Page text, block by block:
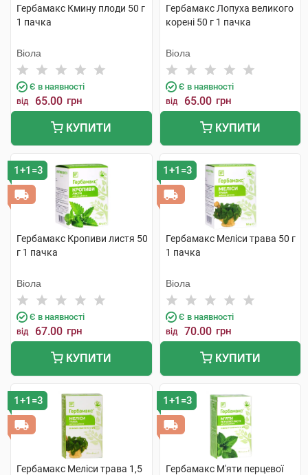
Гербамакс Кмину плоди 50 г
1 пачка
Віола
Є в наявності
від 65.00 грн
КУПИТИ
Гербамакс Лопуха великого
корені 50 г 1 пачка
Віола
Є в наявності
від 65.00 грн
КУПИТИ
1+1=3
Гербамакс Кропиви листя 50
г 1 пачка
Віола
Є в наявності
від 67.00 грн
КУПИТИ
1+1=3
Гербамакс Меліси трава 50 г
1 пачка
Віола
Є в наявності
від 70.00 грн
КУПИТИ
1+1=3
Гербамакс Меліси трава 1,5
1+1=3
Гербамакс М'яти перцевої